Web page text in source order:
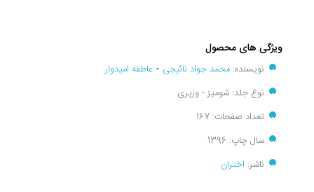
ویژگی های محصول
نویسنده: محمد جواد نائیجی - عاطفه امیدوار
نوع جلد: شومیز - وزیری
تعداد صفحات: 167
سال چاپ: 1396
ناشر: اختران